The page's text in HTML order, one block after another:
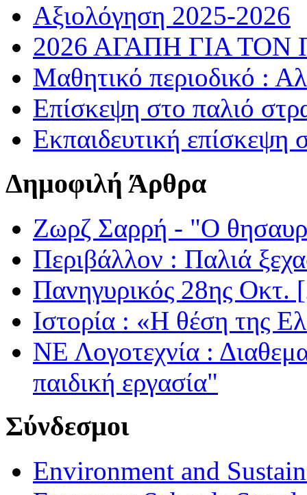
Αξιολόγηση 2025-2026
2026 ΑΓΑΠΗ ΓΙΑ
Μαθητικό περιοδικό :
Επίσκεψη στο παλιό
Εκπαιδευτική επίσκεψη
Δημοφιλή Άρθρα
Ζωρζ Σαρρή - "Ο
Περιβάλλον : Παλιά
Πανηγυρικός 28ης Οκτ.
Ιστορία : «Η θέση της
ΝΕ Λογοτεχνία :
παιδική εργασία"
Σύνδεσμοι
Environment and